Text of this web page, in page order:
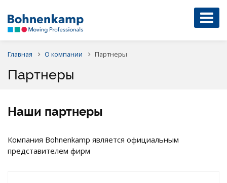
Главная О компании Партнеры
Партнеры
Наши партнеры
Компания Bohnenkamp является официальным
представителем фирм